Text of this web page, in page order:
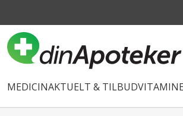
MEDICINAKTUELT & TILBUD